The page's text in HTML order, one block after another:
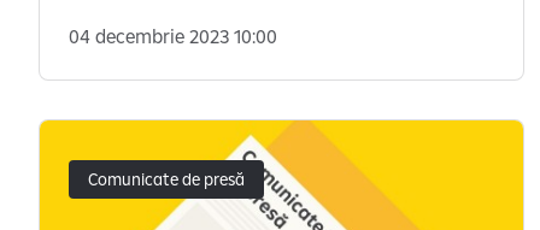
04 decembrie 2023 10:00
Comunicate de presă